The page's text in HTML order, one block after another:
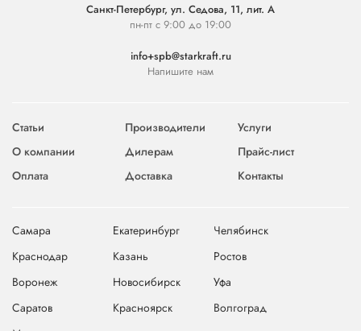
Санкт-Петербург, ул. Седова, 11, лит. А
пн-пт с 9:00 до 19:00
info+spb@starkraft.ru
Напишите нам
Статьи Производители
Услуги
О компании
Дилерам
Прайс-лист
Оплата
Доставка Контакты
Самара Екатеринбург
Челябинск
Краснодар
Казань
Ростов
Воронеж
Новосибирск
Уфа
Саратов
Красноярск
Волгоград